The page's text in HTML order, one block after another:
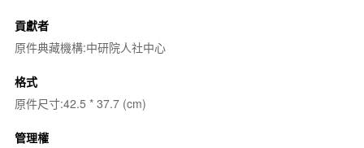
貢獻者
原件典藏機構:中研院人社中心
格式
原件尺寸:42.5 * 37.7 (cm)
管理權